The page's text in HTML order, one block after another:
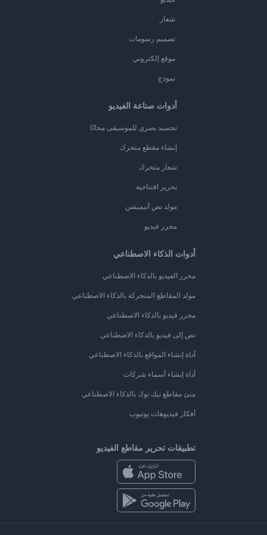
شعار
تصميم رسومات
موقع إلكتروني
نموذج
أدوات صناعة الفيديو
تجسيد بصري للموسيقى مجانًا
إنشاء مقطع متحرك
شعار متحرك
تحرير افتتاحية
مولد نص أنيميشن
محرر فيديو
أدوات الذكاء الاصطناعي
محرر الفيديو بالذكاء الاصطناعي
مولد المقاطع المتحركة بالذكاء الاصطناعي
محرر فيديو بالذكاء الاصطناعي
نص إلى فيديو بالذكاء الاصطناعي
أداة إنشاء المواقع بالذكاء الاصطناعي
أداة إنشاء أسماء شركات
منئ مقاطع تيك توك بالذكاء الاصطناعي
أفكار فيديوهات يوتيوب
تطبيقات تحرير مقاطع الفيديو